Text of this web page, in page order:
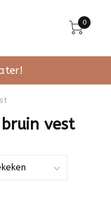
0
vest